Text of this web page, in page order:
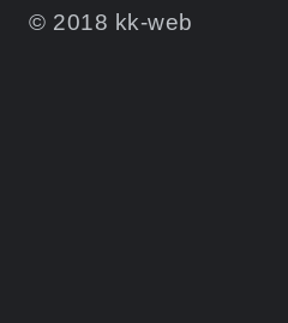
© 2018 kk-web